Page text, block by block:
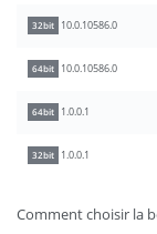
32bit 10.0.10586.0
64bit 10.0.10586.0
64bit 1.0.0.1
32bit 1.0.0.1
Comment choisir la